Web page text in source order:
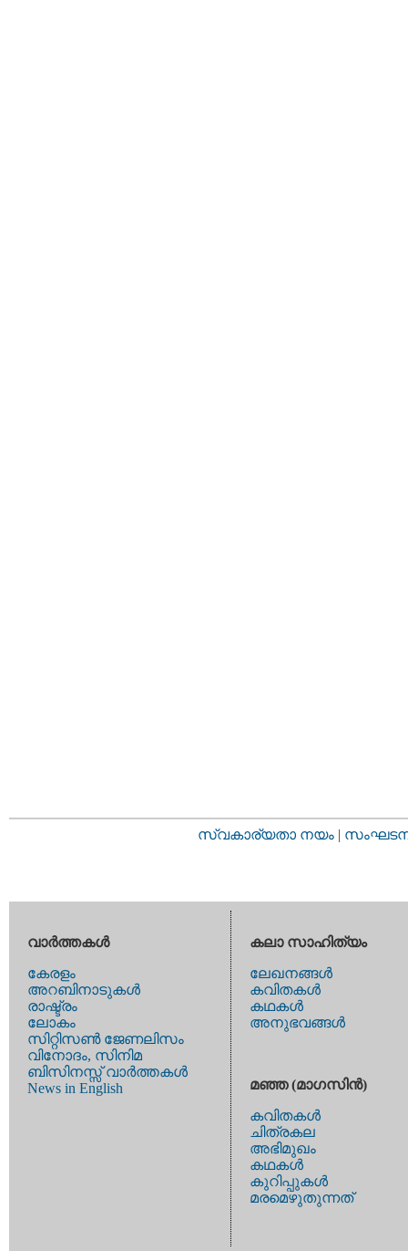
സ്വകാര്യതാ നയം |
വാര്‍ത്തകള്‍
കേരളം
അറബിനാടുകള്‍
രാഷ്ട്രം
ലോകം
സിറ്റിസണ്‍ ജേണലിസം
വിനോദം, സിനിമ
ബിസിനസ്സ് വാര്‍ത്തകള്‍
News in English
കലാ സാഹിത്യം
ലേഖനങ്ങള്‍
കവിതകള്‍
കഥകള്‍
അനുഭവങ്ങള്‍
മഞ്ഞ (മാഗസിന്‍)
കവിതകള്‍
ചിത്രകല
അഭിമുഖം
കഥകള്‍
കുറിപ്പുകള്‍
മരമെഴുതുന്നത്